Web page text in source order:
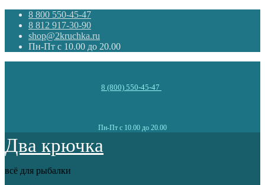
8 800 550-45-47
8 812 917-30-90
shop@2kruchka.ru
Пн-Пт с 10.00 до 20.00
8 (800) 550-45-47
Пн-Пт с 10.00 до 20.00
Два крючка
всё для рыбалки